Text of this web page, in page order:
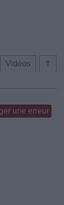
⇑
Vidéos
une erreur